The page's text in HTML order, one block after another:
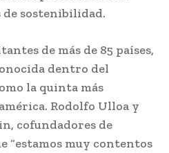
sostenibilidad.
de más de 85 países,
dentro del
la quinta más
Rodolfo Ulloa y
cofundadores de
“estamos muy contentos